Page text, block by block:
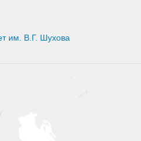
им. В.Г. Шухова